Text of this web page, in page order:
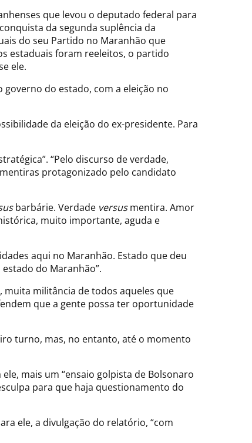
que levou o deputado federal para
da segunda suplência da
do seu Partido no Maranhão que
estaduais foram reeleitos, o partido
ele.
do estado, com a eleição no
da eleição do ex-presidente. Para
“Pelo discurso de verdade,
protagonizado pelo candidato
barbárie. Verdade versusmentira. Amor
muito importante, aguda e
aqui no Maranhão. Estado que deu
do Maranhão”.
militância de todos aqueles que
que a gente possa ter oportunidade
turno, mas, no entanto, até o momento
mais um “ensaio golpista de Bolsonaro
para que haja questionamento do
ele, a divulgação do relatório, “com